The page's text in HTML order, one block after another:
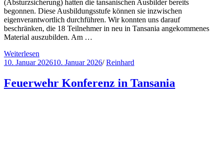
(Absturzsicherung) hatten die tansanischen Ausbilder bereits
begonnen. Diese Ausbildungsstufe können sie inzwischen
eigenverantwortlich durchführen. Wir konnten uns darauf
beschränken, die 18 Teilnehmer in neu in Tansania angekommenes
Material auszubilden. Am …
Weiterlesen
10. Januar 202610. Januar 2026/ Reinhard
Feuerwehr Konferenz in Tansania